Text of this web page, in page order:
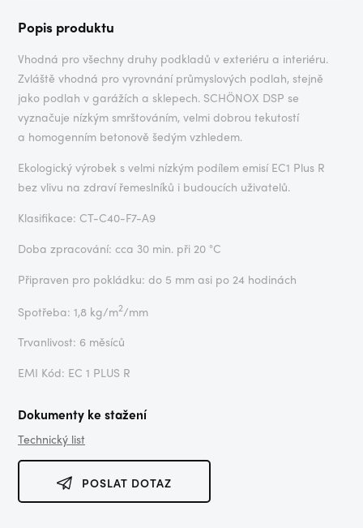
Popis produktu
Vhodná pro všechny druhy podkladů v exteriéru a interiéru.
Zvláště vhodná pro vyrovnání průmyslových podlah, stejně
jako podlah v garážích a sklepech. SCHÖNOX DSP se
vyznačuje nízkým smrštováním, velmi dobrou tekutostí
a homogenním betonově šedým vzhledem.
Ekologický výrobek s velmi nízkým podílem emisí EC1 Plus R
bez vlivu na zdraví řemeslníků i budoucích uživatelů.
Klasifikace: CT-C40-F7-A9
Doba zpracování: cca 30 min. při 20 °C
Připraven pro pokládku: do 5 mm asi po 24 hodinách
Spotřeba: 1,8 kg/m2/mm
Trvanlivost: 6 měsíců
EMI Kód: EC 1 PLUS R
Dokumenty ke stažení
Technický list
POSLAT DOTAZ